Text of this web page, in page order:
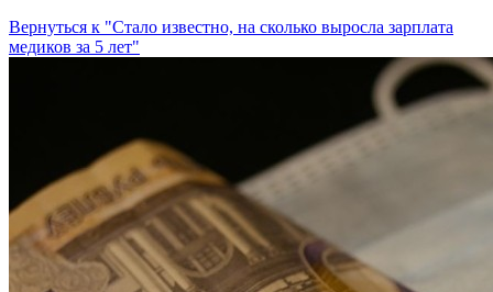
Вернуться к "Стало известно, на сколько выросла зарплата
медиков за 5 лет"